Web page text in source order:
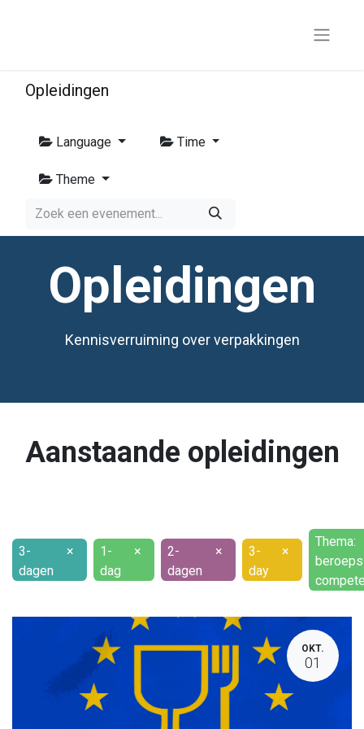
Opleidingen
Language Time
Theme
Opleidingen
Kennisverruiming over verpakkingen
Aanstaande opleidingen
3-
dagen
×
1-
dag
×
2-
dagen
×
3-
day
×
Thema:
OKT.
01